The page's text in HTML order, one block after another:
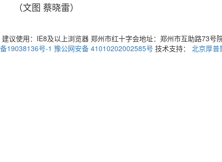
（文图 蔡晓雷）
建议使用：IE8及以上浏览器 郑州市红十字会地址：郑州市互助路73号
备19038136号-1 豫公网安备 41010202002585号 技术支持： 北京厚普